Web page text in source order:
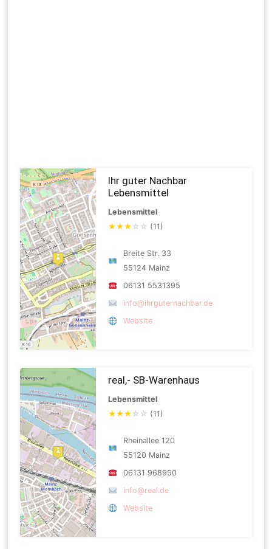
Ihr guter Nachbar
Lebensmittel
Lebensmittel
★★★ ☆ ☆ (11)
Breite Str. 33
55124 Mainz
06131 5531395
info@ihrguternachbar.de
Website
real,- SB-Warenhaus
Lebensmittel
★★★ ☆ ☆ (11)
Rheinallee 120
55120 Mainz
06131 968950
info@real.de
Website